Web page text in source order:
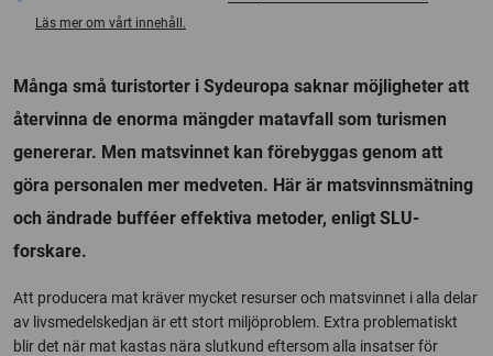
Läs mer om vårt innehåll.
Många små turistorter i Sydeuropa saknar möjligheter att
återvinna de enorma mängder matavfall som turismen
genererar. Men matsvinnet kan förebyggas genom att
göra personalen mer medveten. Här är matsvinnsmätning
och ändrade bufféer effektiva metoder, enligt SLU-
forskare.
Att producera mat kräver mycket resurser och matsvinnet i alla delar
av livsmedelskedjan är ett stort miljöproblem. Extra problematiskt
blir det när mat kastas nära slutkund eftersom alla insatser för